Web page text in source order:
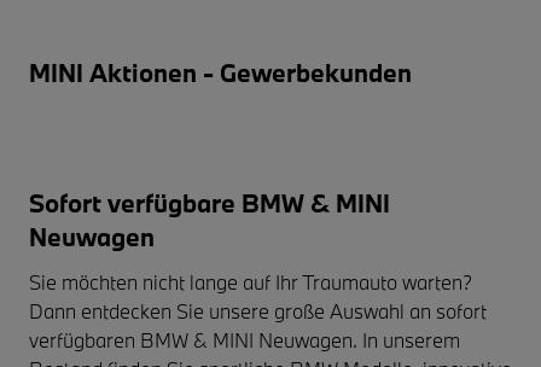
MINI Aktionen - Gewerbekunden
Sofort verfügbare BMW & MINI
Neuwagen
Sie möchten nicht lange auf Ihr Traumauto warten?
Dann entdecken Sie unsere große Auswahl an sofort
verfügbaren BMW & MINI Neuwagen. In unserem